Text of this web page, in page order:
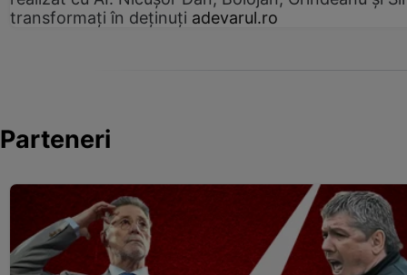
transformați în deținuți adevarul.ro
Parteneri